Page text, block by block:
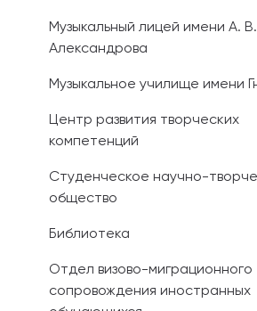
Музыкальный лицей имени А. В.
Александрова
Музыкальное училище имени
Центр развития творческих
компетенций
Студенческое научно-
общество
Библиотека
Отдел визово-миграционного
сопровождения иностранных